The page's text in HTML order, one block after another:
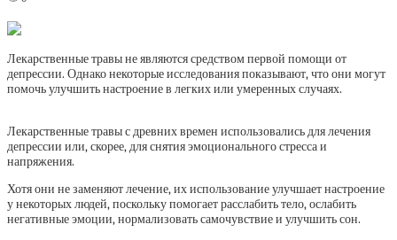
Лекарственные травы не являются средством первой помощи от
депрессии. Однако некоторые исследования показывают, что они могут
помочь улучшить настроение в легких или умеренных случаях.
Лекарственные травы с древних времен использовались для лечения
депрессии или, скорее, для снятия эмоционального стресса и
напряжения.
Хотя они не заменяют лечение, их использование улучшает настроение
у некоторых людей, поскольку помогает расслабить тело, ослабить
негативные эмоции, нормализовать самочувствие и улучшить сон.